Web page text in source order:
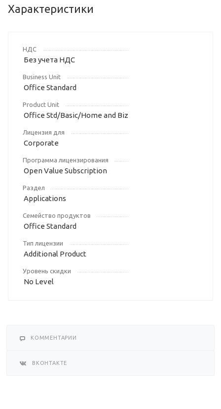
Характеристики
НДС
Без учета НДС
Business Unit
Office Standard
Product Unit
Office Std/Basic/Home and Biz
Лицензия для
Corporate
Программа лицензирования
Open Value Subscription
Раздел
Applications
Семейство продуктов
Office Standard
Тип лицензии
Additional Product
Уровень скидки
No Level
КОММЕНТАРИИ
ВКОНТАКТЕ